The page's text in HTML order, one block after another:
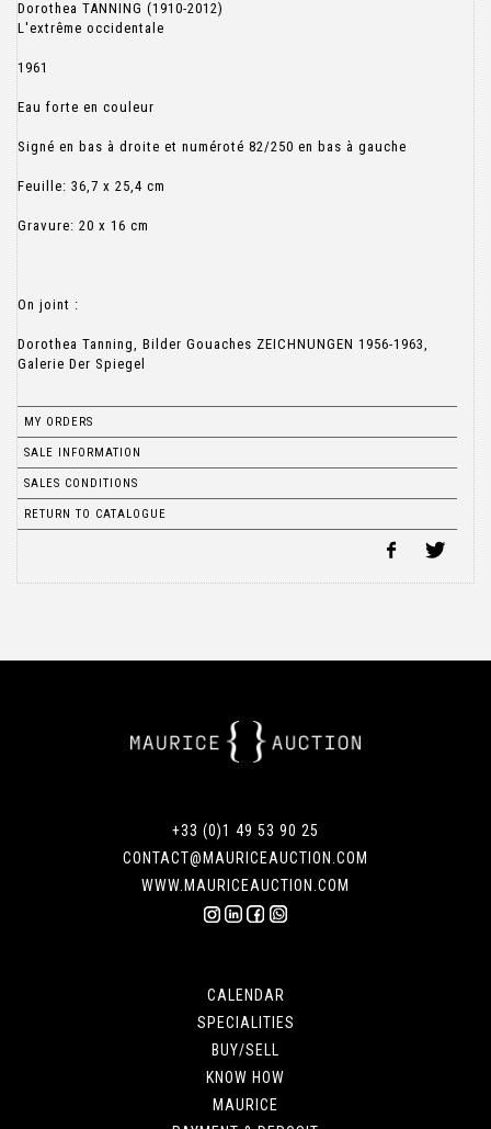
Dorothea TANNING (1910-2012)
L'extrême occidentale
1961
Eau forte en couleur
Signé en bas à droite et numéroté 82/250 en bas à gauche
Feuille: 36,7 x 25,4 cm
Gravure: 20 x 16 cm
On joint :
Dorothea Tanning, Bilder Gouaches ZEICHNUNGEN 1956-1963,
Galerie Der Spiegel
MY ORDERS
SALE INFORMATION
SALES CONDITIONS
RETURN TO CATALOGUE
+33 (0)1 49 53 90 25
CONTACT@MAURICEAUCTION.COM
WWW.MAURICEAUCTION.COM
CALENDAR
SPECIALITIES
BUY/SELL
KNOW HOW
MAURICE